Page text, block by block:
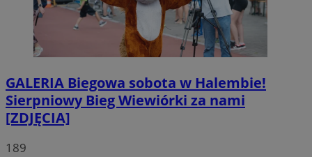
GALERIA Biegowa sobota w Halembie!
Sierpniowy Bieg Wiewiórki za nami
[ZDJĘCIA]
189